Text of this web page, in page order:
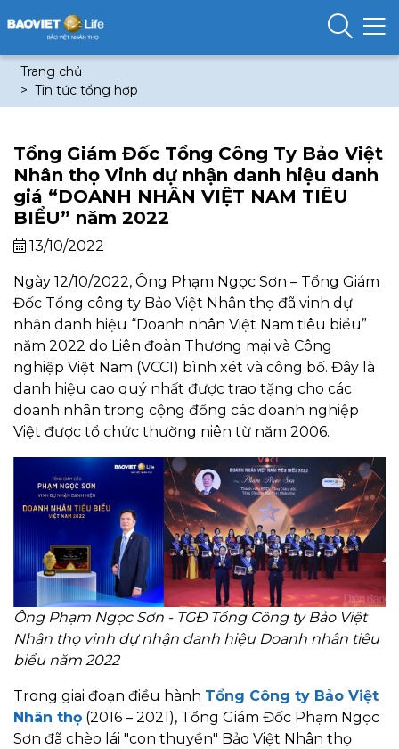
Trang chủ
Tin tức tổng hợp
Tổng Giám Đốc Tổng Công Ty Bảo Việt
Nhân thọ Vinh dự nhận danh hiệu danh
giá “DOANH NHÂN VIỆT NAM TIÊU
BIỂU” năm 2022
13/10/2022
Ngày 12/10/2022, Ông Phạm Ngọc Sơn – Tổng Giám
Đốc Tổng công ty Bảo Việt Nhân thọ đã vinh dự
nhận danh hiệu “Doanh nhân Việt Nam tiêu biểu”
năm 2022 do Liên đoàn Thương mại và Công
nghiệp Việt Nam (VCCI) bình xét và công bố. Đây là
danh hiệu cao quý nhất được trao tặng cho các
doanh nhân trong cộng đồng các doanh nghiệp
Việt được tổ chức thường niên từ năm 2006.
Ông Phạm Ngọc Sơn - TGĐ Tổng Công ty Bảo Việt
Nhân thọ vinh dự nhận danh hiệu Doanh nhân tiêu
biểu năm 2022
Trong giai đoạn điều hành Tổng Công ty Bảo Việt
Nhân thọ (2016 – 2021), Tổng Giám Đốc Phạm Ngọc
Sơn đã chèo lái "con thuyền" Bảo Việt Nhân thọ